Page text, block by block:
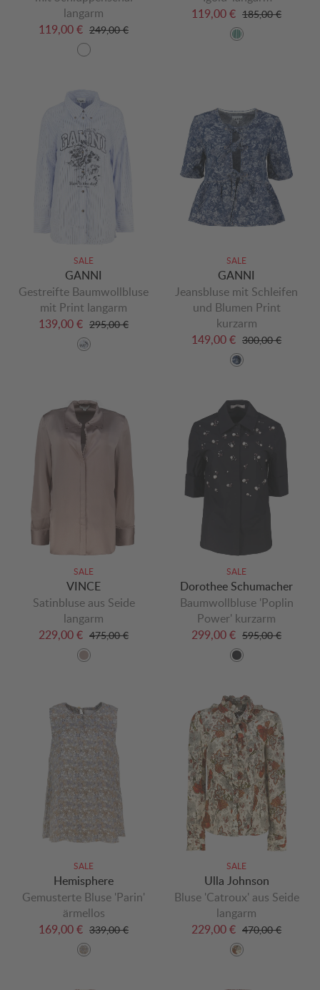
langarm
119,00 € 249,00 €
119,00 € 185,00 €
SALE
GANNI
Gestreifte Baumwollbluse
mit Print langarm
139,00 € 295,00 €
SALE
GANNI
Jeansbluse mit Schleifen
und Blumen Print
kurzarm
149,00 € 300,00 €
SALE
VINCE
Satinbluse aus Seide
langarm
229,00 € 475,00 €
SALE
Dorothee Schumacher
Baumwollbluse 'Poplin
Power' kurzarm
299,00 € 595,00 €
SALE
Hemisphere
Gemusterte Bluse 'Parin'
ärmellos
169,00 € 339,00 €
SALE
Ulla Johnson
Bluse 'Catroux' aus Seide
langarm
229,00 € 470,00 €